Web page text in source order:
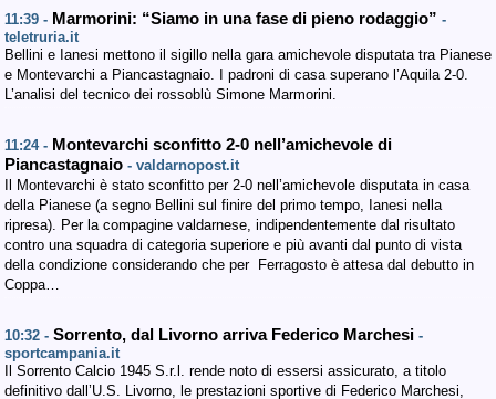
11:39 - Marmorini: “Siamo in una fase di pieno rodaggio” -
teletruria.it
Bellini e Ianesi mettono il sigillo nella gara amichevole disputata tra Pianese
e Montevarchi a Piancastagnaio. I padroni di casa superano l’Aquila 2-0.
L’analisi del tecnico dei rossoblù Simone Marmorini.
11:24 - Montevarchi sconfitto 2-0 nell’amichevole di
Piancastagnaio - valdarnopost.it
Il Montevarchi è stato sconfitto per 2-0 nell’amichevole disputata in casa
della Pianese (a segno Bellini sul finire del primo tempo, Ianesi nella
ripresa). Per la compagine valdarnese, indipendentemente dal risultato
contro una squadra di categoria superiore e più avanti dal punto di vista
della condizione considerando che per Ferragosto è attesa dal debutto in
Coppa…
10:32 - Sorrento, dal Livorno arriva Federico Marchesi -
sportcampania.it
Il Sorrento Calcio 1945 S.r.l. rende noto di essersi assicurato, a titolo
definitivo dall’U.S. Livorno, le prestazioni sportive di Federico Marchesi,